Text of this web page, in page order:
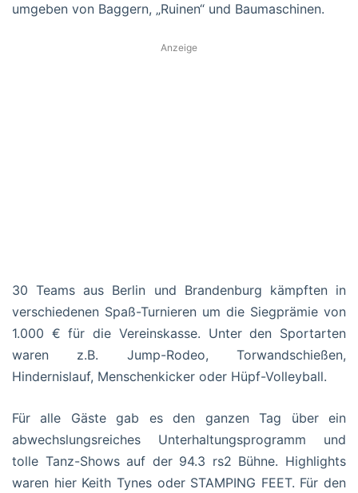
umgeben von Baggern, „Ruinen“ und Baumaschinen.
Anzeige
30 Teams aus Berlin und Brandenburg kämpften in
verschiedenen Spaß-Turnieren um die Siegprämie von
1.000 € für die Vereinskasse. Unter den Sportarten
waren z.B. Jump-Rodeo, Torwandschießen,
Hindernislauf, Menschenkicker oder Hüpf-Volleyball.
Für alle Gäste gab es den ganzen Tag über ein
abwechslungsreiches Unterhaltungsprogramm und
tolle Tanz-Shows auf der 94.3 rs2 Bühne. Highlights
waren hier Keith Tynes oder STAMPING FEET. Für den